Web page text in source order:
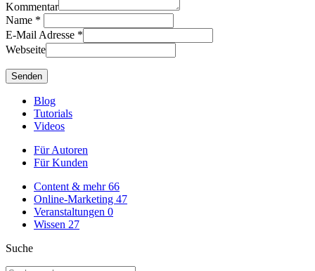
Kommentar
Name *
E-Mail Adresse *
Webseite
Blog
Tutorials
Videos
Für Autoren
Für Kunden
Content & mehr66
Online-Marketing 47
Veranstaltungen 0
Wissen 27
Suche